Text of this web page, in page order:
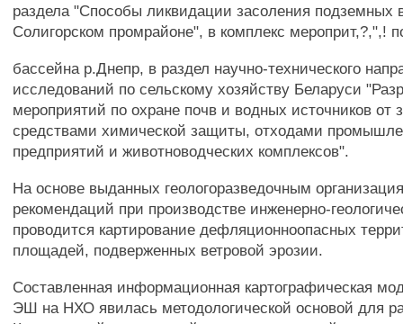
раздела "Способы ликвидации засоления подземных
Солигорском промрайоне", в комплекс мероприт,?,",!
бассейна р.Днепр, в раздел научно-технического
исследований по сельскому хозяйству Беларуси
мероприятий по охране почв и водных источников от
средствами химической защиты, отходами
предприятий и животноводческих комплексов".
На основе выданных геологоразведочным
рекомендаций при производстве инженерно-
проводится картирование дефляционноопасных
площадей, подверженных ветровой эрозии.
Составленная информационная картографическая
ЭШ на НХО явилась методологической основой для